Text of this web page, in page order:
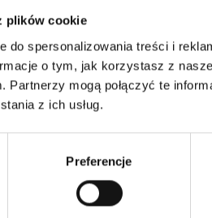
plików cookie
do spersonalizowania treści i
o tym, jak korzystasz z
Partnerzy mogą połączyć te
z ich usług.
Preferencje